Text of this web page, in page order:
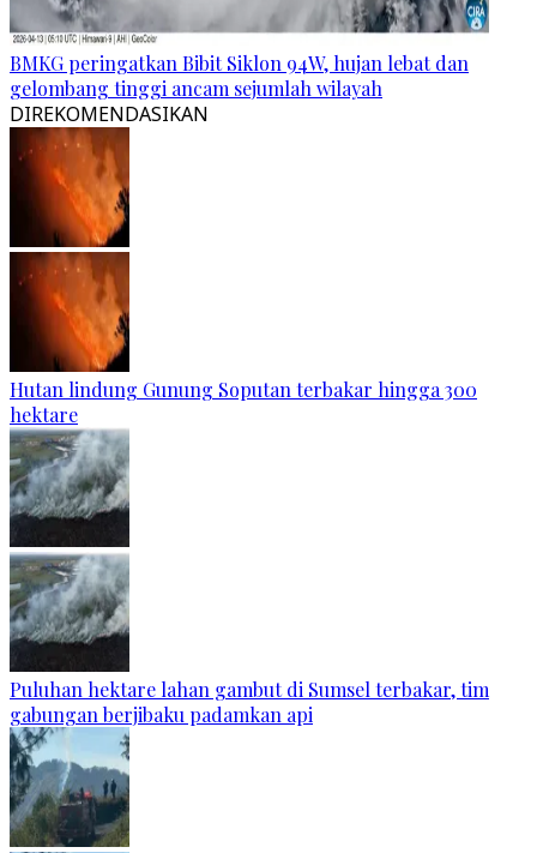
BMKG peringatkan Bibit Siklon 94W, hujan lebat dan
gelombang tinggi ancam sejumlah wilayah
DIREKOMENDASIKAN
Hutan lindung Gunung Soputan terbakar hingga 300
hektare
Puluhan hektare lahan gambut di Sumsel terbakar, tim
gabungan berjibaku padamkan api